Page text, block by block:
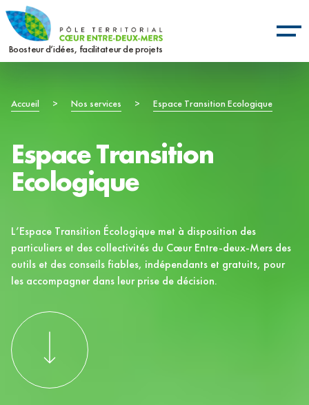
Aller
au
contenu
Boosteur d’idées, facilitateur de projets
Fil
Accueil > Nos services > Espace Transition Ecologique
Espace Transition
Ecologique
L’Espace Transition Écologique met à disposition des
particuliers et des collectivités du Cœur Entre-deux-Mers des
outils et des conseils fiables, indépendants et gratuits, pour
les accompagner dans leur prise de décision.
Panneau de gestion des cookies